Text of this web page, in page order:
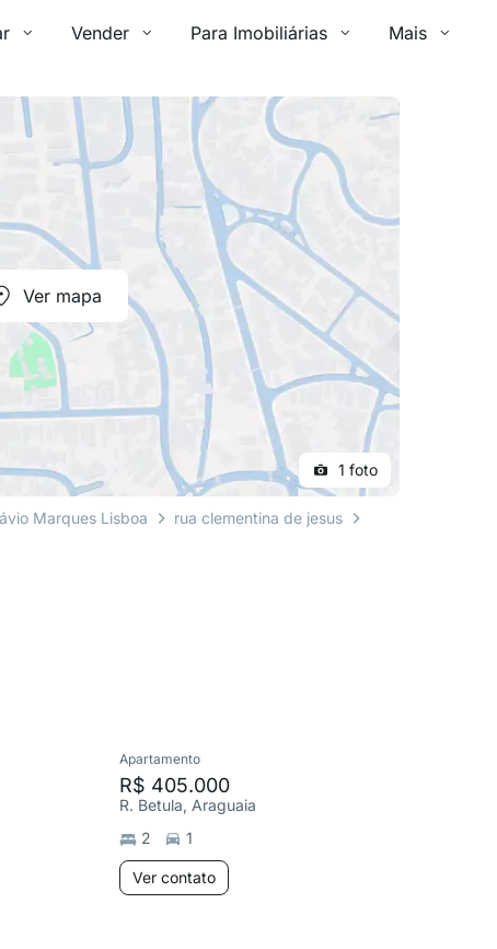
Vender Para Imobiliárias Mais
Ver mapa
1 foto
Marques Lisboa
rua clementina de jesus
Apartamento
R$ 405.000
R. Betula, Araguaia
2
1
Ver contato